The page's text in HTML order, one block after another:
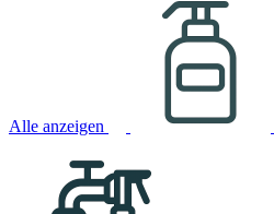
Alle anzeigen